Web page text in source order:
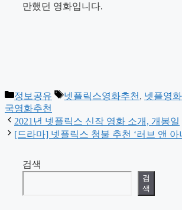
만했던 영화입니다.
카
테
고
리
정보공유
태
넷플릭스영화추천 , 넷플영화
국영화추천
2021년 넷플릭스 신작 영화 소개, 개봉일
[드라마] 넷플릭스 청불 추천 ‘러브 앤 아
검색
검
색